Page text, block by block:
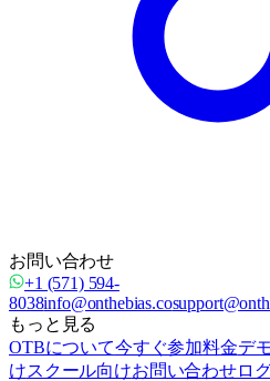
お問い合わせ
+1 (571) 594-
8038info@onthebias.co
もっと見る
OTBについて今すぐ参加料金デ
けスクール向けお問い合わせロ